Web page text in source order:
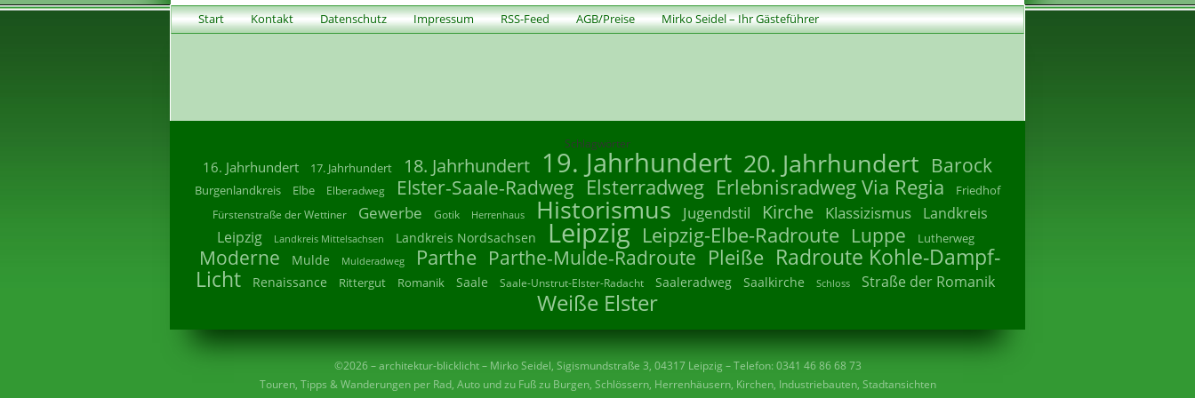
Start Kontakt Datenschutz Impressum RSS-Feed AGB/Preise Mirko Seidel – Ihr Gästeführer
Schlagwörter
16. Jahrhundert 17. Jahrhundert 18. Jahrhundert 19. Jahrhundert 20. Jahrhundert Barock
Burgenlandkreis Elbe Elberadweg Elster-Saale-Radweg Elsterradweg Erlebnisradweg Via Regia Friedhof
Fürstenstraße der Wettiner Gewerbe Gotik Herrenhaus Historismus Jugendstil Kirche Klassizismus
Landkreis
Leipzig
Landkreis Mittelsachsen Landkreis Nordsachsen Leipzig Leipzig-Elbe-Radroute Luppe Lutherweg
Moderne Mulde Mulderadweg Parthe Parthe-Mulde-Radroute Pleiße Radroute Kohle-Dampf-
Licht
Renaissance Rittergut Romanik Saale Saale-Unstrut-Elster-Radacht Saaleradweg Saalkirche Schloss Straße der Romanik
Weiße Elster
©2026 – architektur-blicklicht – Mirko Seidel, Sigismundstraße 3, 04317 Leipzig – Telefon: 0341 46 86 68 73
Touren, Tipps & Wanderungen per Rad, Auto und zu Fuß zu Burgen, Schlössern, Herrenhäusern, Kirchen, Industriebauten, Stadtansichten